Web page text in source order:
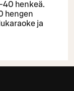
henkeä.
hengen
ja